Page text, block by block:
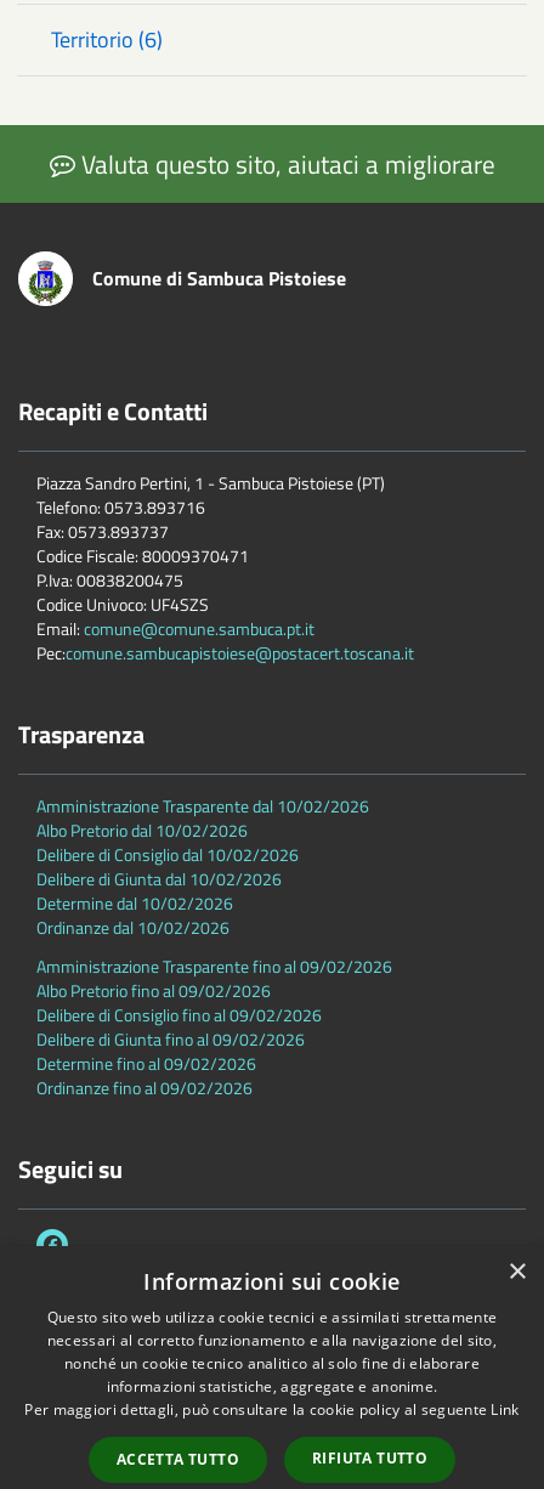
Territorio (6)
Valuta questo sito, aiutaci a migliorare
Comune di Sambuca Pistoiese
Recapiti e Contatti
Piazza Sandro Pertini, 1 - Sambuca Pistoiese (PT)
Telefono: 0573.893716
Fax: 0573.893737
Codice Fiscale: 80009370471
P.Iva: 00838200475
Codice Univoco: UF4SZS
Email:comune@comune.sambuca.pt.it
Pec:comune.sambucapistoiese@postacert.toscana.it
Trasparenza
Amministrazione Trasparente dal 10/02/2026
Albo Pretorio dal 10/02/2026
Delibere di Consiglio dal 10/02/2026
Delibere di Giunta dal 10/02/2026
Determine dal 10/02/2026
Ordinanze dal 10/02/2026
Amministrazione Trasparente fino al 09/02/2026
Albo Pretorio fino al 09/02/2026
Delibere di Consiglio fino al 09/02/2026
Delibere di Giunta fino al 09/02/2026
Determine fino al 09/02/2026
Ordinanze fino al 09/02/2026
Seguici su
Accessibilità Privacy Cookie
Mappa del sito
Dichiarazione di accessibilità
Copyright © 2026 • Comune di Sambuca Pistoiese • Powered by
Municipium
•Accesso redazione
×
Informazioni sui cookie
Questo sito web utilizza cookie tecnici e assimilati strettamente
necessari al corretto funzionamento e alla navigazione del sito,
nonché un cookie tecnico analitico al solo fine di elaborare
informazioni statistiche, aggregate e anonime.
Per maggiori dettagli, può consultare la cookie policy al seguente Link
ACCETTA TUTTO RIFIUTA TUTTO